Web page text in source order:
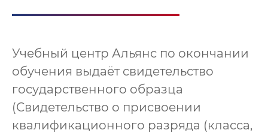
Учебный центр Альянс по окончании
обучения выдаёт свидетельство
государственного образца
(Свидетельство о присвоении
квалификационного разряда (класса,